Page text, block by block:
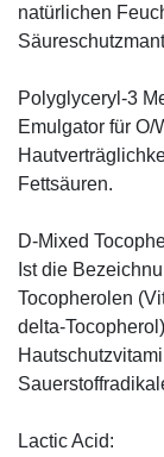
natürlichen
Polyglyceryl-3
Emulgator für O/
Fettsäuren.
D-Mixed
Ist die
Tocopherolen
delta-
Lactic Acid: